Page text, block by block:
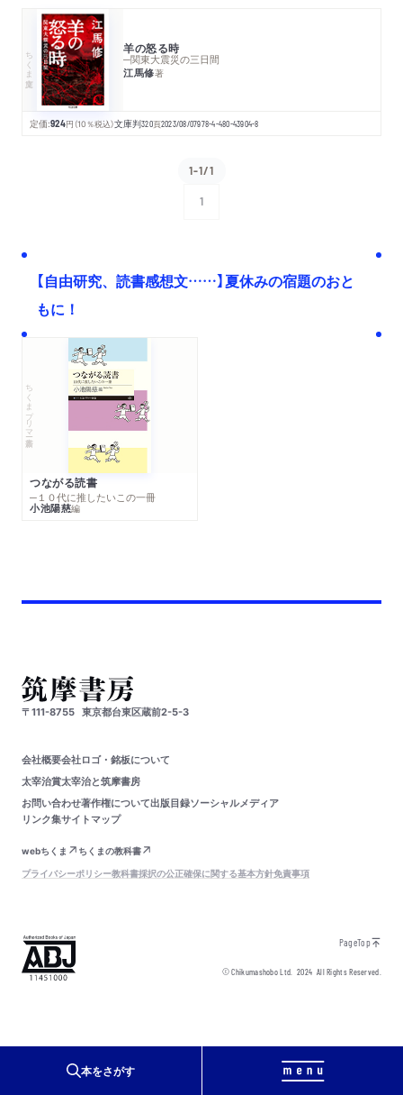
本をさがす
ちくま文庫 羊の怒る時
─関東大震災の三日間
江馬修著
定価:924円 （10％税込）文庫判320頁2023/08/07978-4-480-43904-8
1-1/1
1
【自由研究、読書感想文……】夏休みの宿題のおと
もに！
ちくまプリマー新書
つながる読書
─１０代に推したいこの一冊
小池陽慈編
〒111-8755 東京都台東区蔵前2-5-3
会社概要会社ロゴ・銘板について
太宰治賞太宰治と筑摩書房
お問い合わせ著作権について出版目録ソーシャルメディア
リンク集サイトマップ
webちくま
ちくまの教科書
プライバシーポリシー教科書採択の公正確保に関する基本方針免責事項
PageTop
© Chikumashobo Ltd.2024 All Rights Reserved.